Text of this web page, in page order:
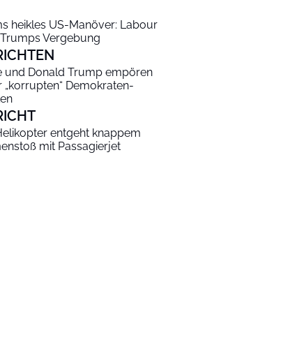
heikles US-Manöver: Labour
Vergebung
und Donald Trump empören
„korrupten“ Demokraten-
entgeht knappem
mit Passagierjet